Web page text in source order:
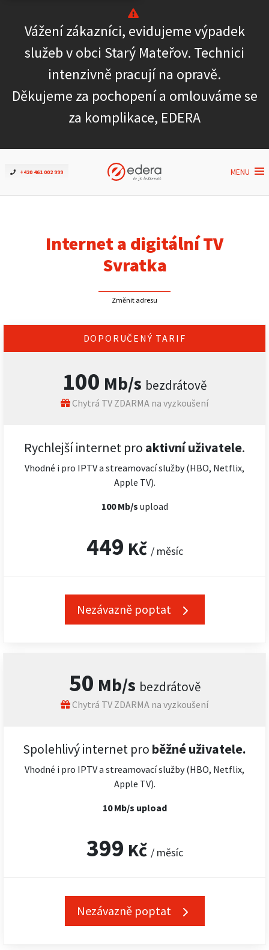
Vážení zákazníci, evidujeme výpadek
služeb v obci Starý Mateřov. Technici
intenzivně pracují na opravě.
Děkujeme za pochopení a omlouváme se
za komplikace, EDERA
+420 461 002 999 MENU
Ověřit dostupnost
Internet
ČEZNET TV
Podpora
Pro firmy
Internet a digitální TV
Svratka
Změnit adresu
50 Mb/s bezdrátově
Chytrá TV ZDARMA na vyzkoušení
Spolehlivý internet pro běžné uživatele.
Vhodné i pro IPTV a streamovací služby (HBO, Netflix,
Apple TV).
10 Mb/s upload
399 Kč / měsíc
Nezávazně poptat
DOPORUČENÝ TARIF
100 Mb/s bezdrátově
Chytrá TV ZDARMA na vyzkoušení
Rychlejší internet pro aktivní uživatele.
Vhodné i pro IPTV a streamovací služby (HBO, Netflix,
Apple TV).
100 Mb/s upload
449 Kč / měsíc
Nezávazně poptat